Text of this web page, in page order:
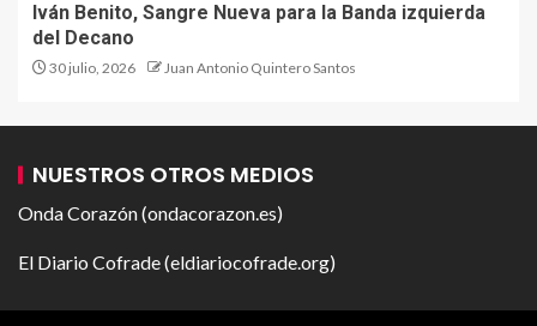
Iván Benito, Sangre Nueva para la Banda izquierda
del Decano
30 julio, 2026 Juan Antonio Quintero Santos
NUESTROS OTROS MEDIOS
Onda Corazón (ondacorazon.es)
El Diario Cofrade (eldiariocofrade.org)